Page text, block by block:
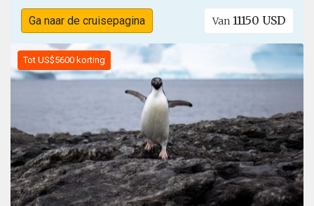
Ga naar de cruisepagina Van 11150 USD
Tot US$5600 korting